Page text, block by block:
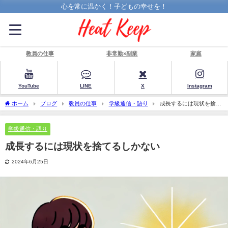
心を常に温かく！子どもの幸せを！
教員の仕事 非常勤×副業 家庭
YouTube LINE X Instagram
ホーム ブログ 教員の仕事 学級通信・語り
成長するには現状を捨て
るしかない
学級通信・語り
成長するには現状を捨てるしかない
2024年6月25日